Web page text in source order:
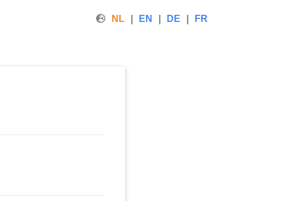
NL EN DE FR